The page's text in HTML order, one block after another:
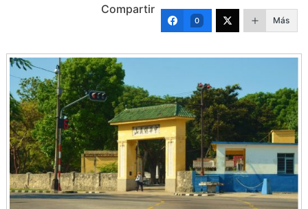
Compartir
0 Más